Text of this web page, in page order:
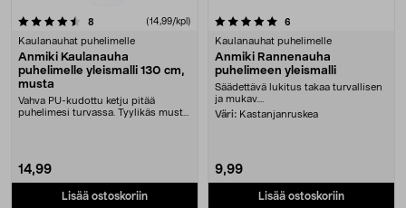
8 (14,99/kpl)
Kaulanauhat puhelimelle
Anmiki Kaulanauha
puhelimelle yleismalli 130 cm,
musta
Vahva PU-kudottu ketju pitää
puhelimesi turvassa. Tyylikäs musta
14,99
Lisää ostoskoriin
5.0 viidestä tähdestä 6
Kaulanauhat puhelimelle
Anmiki Rannenauha
puhelimeen yleismalli
Säädettävä lukitus takaa turvallisen
ja mukav....
Väri: Kastanjanruskea
9,99
Lisää ostoskoriin